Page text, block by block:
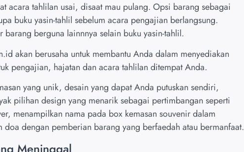
acara tahlilan usai, disaat mau pulang. Opsi barang sebagai
buku yasin-tahlil sebelum acara pengajian berlangsung.
berguna lainnnya selain buku yasin-tahlil.
akan berusaha untuk membantu Anda dalam menyediakan
pengajian, hajatan dan acara tahlilan ditempat Anda.
yang unik, desain yang dapat Anda putuskan sendiri,
pilihan design yang menarik sebagai pertimbangan seperti
menampilkan nama pada box kemasan souvenir dalam
dengan pemberian barang yang berfaedah atau bermanfaat.